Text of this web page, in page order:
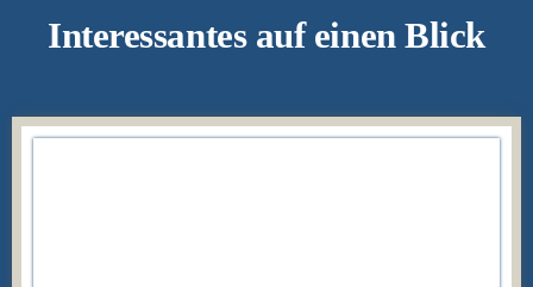
Interessantes auf einen Blick